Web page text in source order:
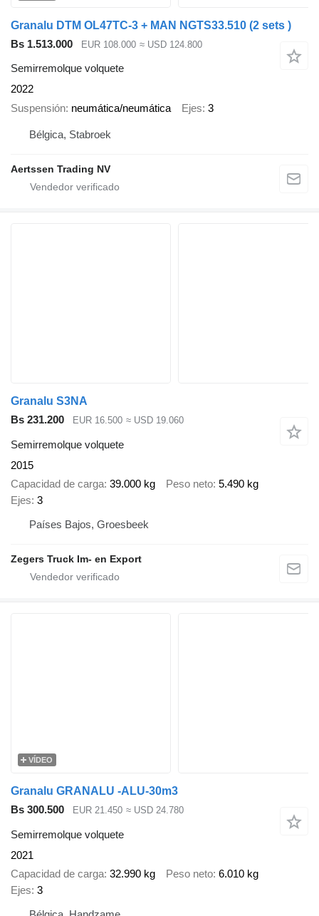
Granalu DTM OL47TC-3 + MAN NGTS33.510 (2 sets )
Bs 1.513.000
EUR 108.000 ≈ USD 124.800
Semirremolque volquete
2022
Suspensión neumática/neumática Ejes 3
Bélgica, Stabroek
Aertssen Trading NV
Granalu S3NA
Bs 231.200
EUR 16.500 ≈ USD 19.060
Semirremolque volquete
2015
Capacidad de carga 39.000 kg Peso neto 5.490 kg
Ejes 3
Países Bajos, Groesbeek
Zegers Truck Im- en Export
VÍDEO
Granalu GRANALU -ALU-30m3
Bs 300.500
EUR 21.450 ≈ USD 24.780
Semirremolque volquete
2021
Capacidad de carga 32.990 kg Peso neto 6.010 kg
Ejes 3